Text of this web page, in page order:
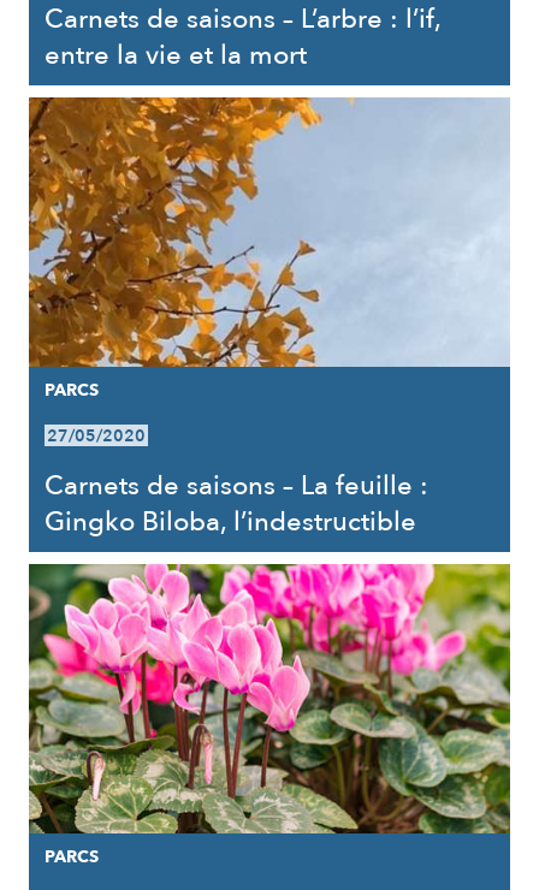
Carnets de saisons – L’arbre : l’if,
entre la vie et la mort
PARCS
27/05/2020
Carnets de saisons – La feuille :
Gingko Biloba, l’indestructible
PARCS